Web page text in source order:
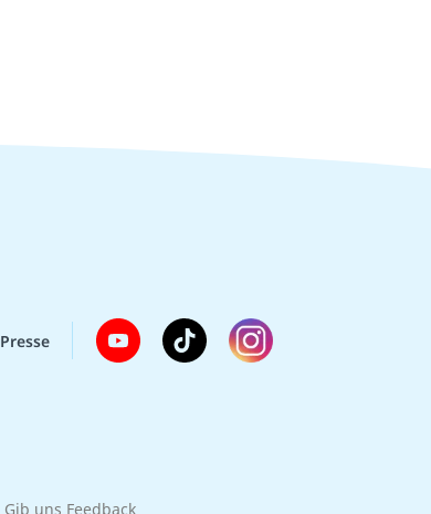
Presse
Gib uns Feedback